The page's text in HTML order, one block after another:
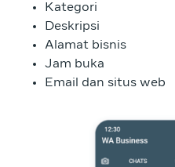
Kategori
Deskripsi
Alamat bisnis
Jam buka
Email dan situs web